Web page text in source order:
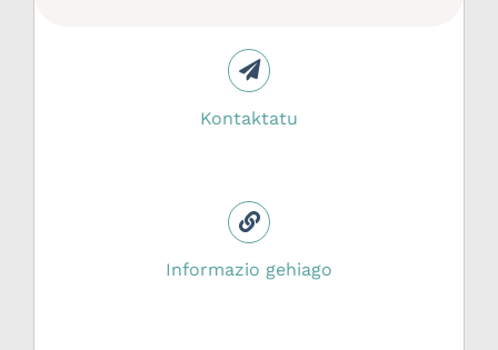
Kontaktatu
Informazio gehiago